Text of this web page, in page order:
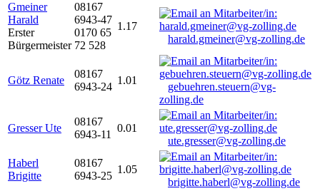
Gmeiner
Harald
Erster
Bürgermeister
08167
6943-47
0170 65
72 528
1.17
harald.gmeiner@vg-zolling.de
Götz Renate
08167
6943-24
1.01
gebuehren.steuern@vg-
zolling.de
Gresser Ute
08167
6943-11
0.01
ute.gresser@vg-zolling.de
Haberl
Brigitte
08167
6943-25
1.05
brigitte.haberl@vg-zolling.de